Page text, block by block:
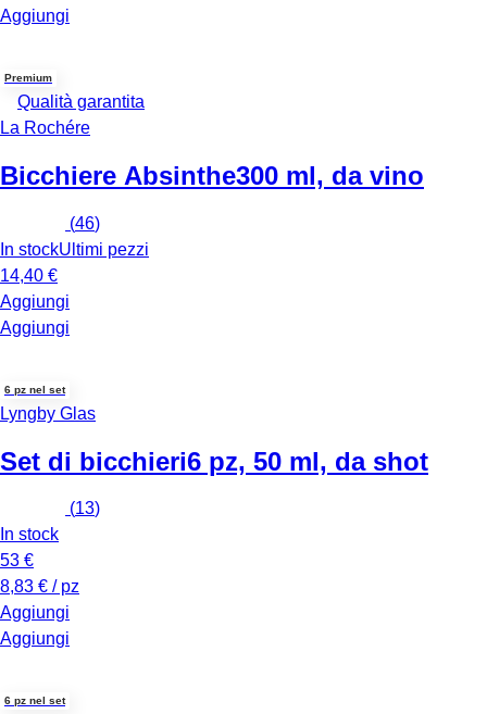
Aggiungi
Premium
Qualità garantita
La Rochére
Bicchiere Absinthe300 ml, da vino
(46)
In stockUltimi pezzi
14,40 €
Aggiungi
Aggiungi
6 pz nel set
Lyngby Glas
Set di bicchieri6 pz, 50 ml, da shot
(13)
In stock
53 €
8,83 € / pz
Aggiungi
Aggiungi
6 pz nel set